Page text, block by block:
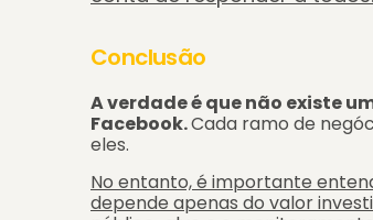
Conclusão
A verdade é que não existe
Facebook.Cada ramo de
eles.
No entanto, é importante
depende apenas do valor